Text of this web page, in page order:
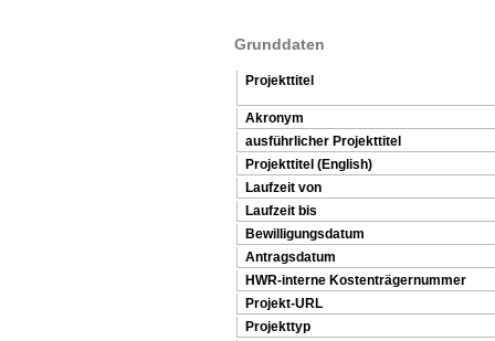
Grunddaten
Projekttitel
Akronym
ausführlicher Projekttitel
Projekttitel (English)
Laufzeit von
Laufzeit bis
Bewilligungsdatum
Antragsdatum
HWR-interne Kostenträgernummer
Projekt-URL
Projekttyp